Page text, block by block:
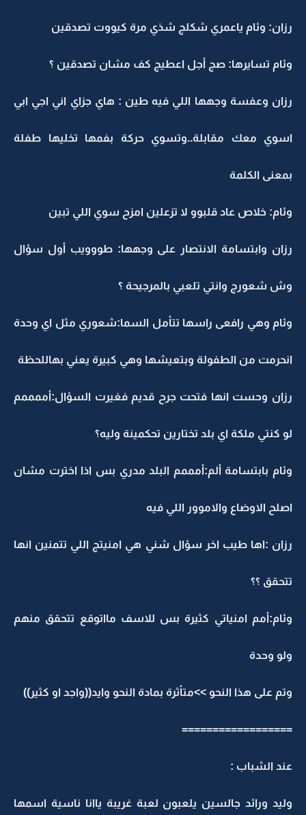
رزان: وئام ياعمري شكلج شذي مرة كيووت تصدقين
وئام تسايرها: صج أجل اعطيج كف مشان تصدقين ؟
رزان وعفسة وجهها اللي فيه طين : هاي جزاي اني اجي ابي
اسوي معك مقابلة..وتسوي حركة بفمها تخليها طفلة
بمعنى الكلمة
وئام: خلاص عاد قلبوو لا تزعلين امزح سوي اللي تبين
رزان وابتسامة الانتصار على وجهها: طووويب أول سؤال
وش شعورج وانتي تلعبي بالمرجيحة ؟
وئام وهي رافعى راسها تتأمل السما:شعوري مثل اي وحدة
انحرمت من الطفولة وبتعيشها وهي كبيرة يعني بهاللحظة
رزان وحست انها فتحت جرح قديم فغيرت السؤال:أممممم
لو كنتي ملكة اي بلد تختارين تحكمينة وليه؟
وئام بابتسامة ألم:أمممم البلد مدري بس اذا اخترت مشان
اصلح الاوضاع والاموور اللي فيه
رزان :اها طيب اخر سؤال شني هي امنيتج اللي تتمنين انها
تتحقق ؟؟
وئام:أمم امنياتي كثيرة بس للاسف مااتوقع تتحقق منهم
ولو وحدة
وتم على هذا النحو >>متأثرة بمادة النحو وايد((واجد او كثير))
==================
عند الشباب :
وليد ورائد جالسين يلعبون لعبة غريبة ياانا ناسية اسمها